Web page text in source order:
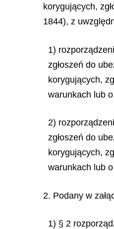
korygujących,
1844), z
1)
zgłoszeń do
korygujących,
warunkach lub
2)
zgłoszeń do
korygujących,
warunkach lub
2. Podany w
1) § 2